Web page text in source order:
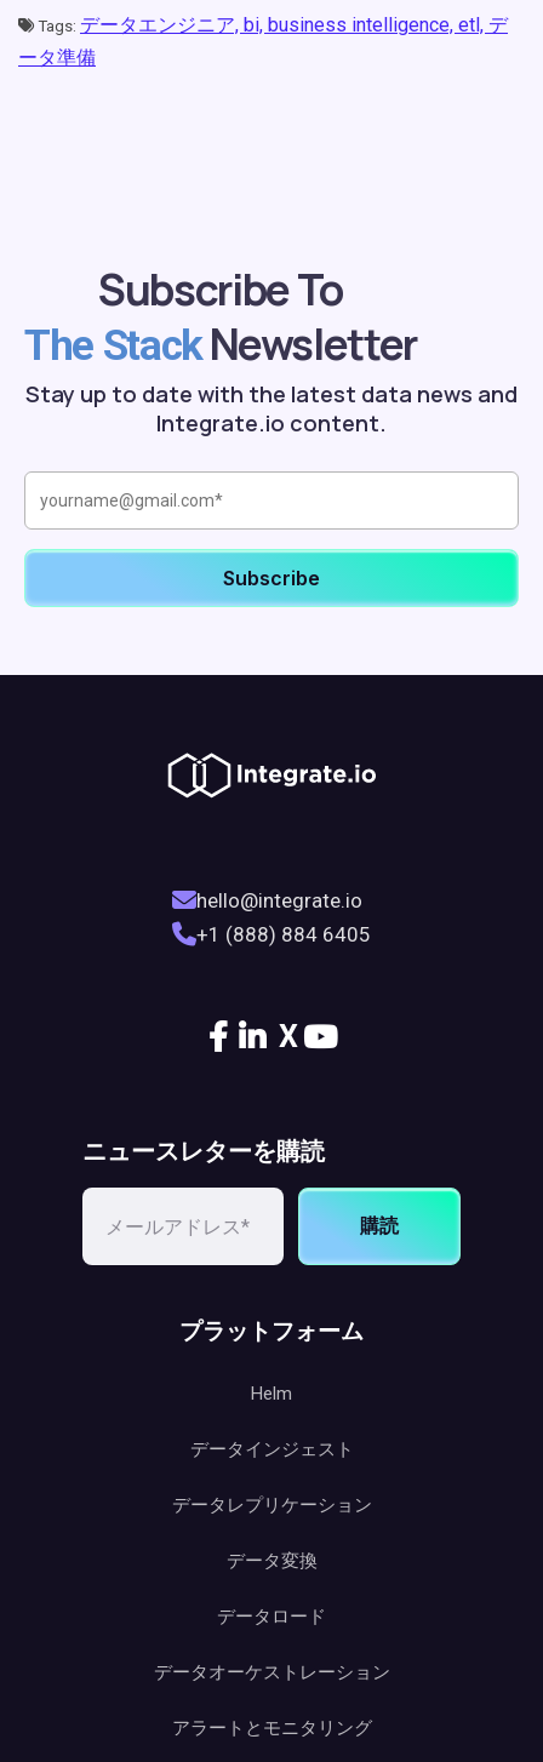
Tags: データエンジニア, bi, business intelligence, etl, デ
ータ準備
Subscribe To
The StackNewsletter
Stay up to date with the latest data news and
Integrate.io content.
hello@integrate.io
+1 (888) 884 6405
X
ニュースレターを購読
購読
プラットフォーム
Helm
データインジェスト
データレプリケーション
データ変換
データロード
データオーケストレーション
アラートとモニタリング